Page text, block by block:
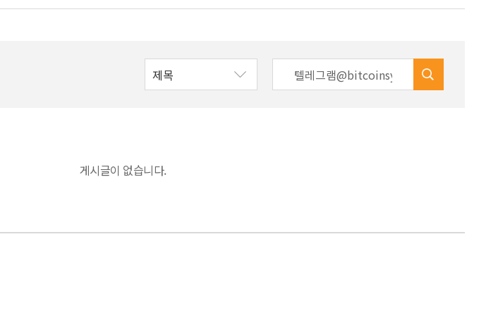
게시글이 없습니다.